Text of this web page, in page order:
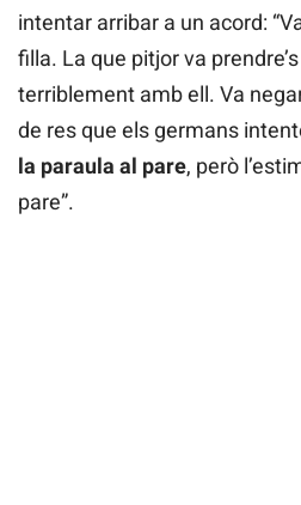
intentar arribar a un acord:
filla. La que pitjor va
terriblement amb ell. Va
de res que els germans
la paraula al pare, però
pare”.